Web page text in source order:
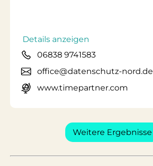
Details anzeigen
06838 9741583
office@datenschutz-nord.de
www.timepartner.com
Weitere Ergebnisse